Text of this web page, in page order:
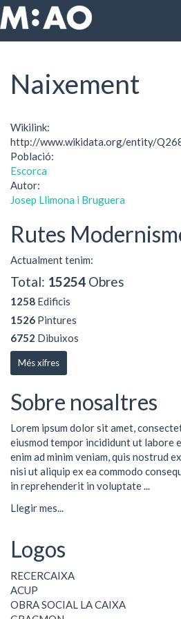
Vés al contingut
Inici Naixement
Naixement
Wikilink:
http://www.wikidata.org/entity/
Població:
Escorca
Autor:
Josep Llimona i Bruguera
Rutes
Actualment tenim:
Total: 15254 Obres
1258 Edificis
1526 Pintures
6752 Dibuixos
Més xifres
Sobre nosaltres
Lorem ipsum dolor sit amet,
eiusmod tempor incididunt ut labore
enim ad minim veniam, quis nostrud
nisi ut aliquip ex ea commodo
in reprehenderit in voluptate ...
Llegir mes...
Logos
RECERCAIXA
ACUP
OBRA SOCIAL LA CAIXA